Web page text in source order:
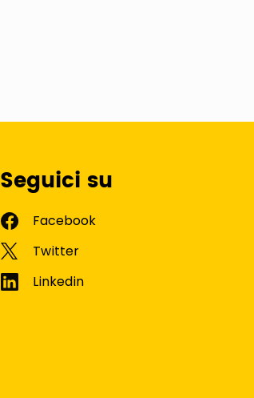
Seguici su